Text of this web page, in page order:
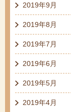
2019年9月
2019年8月
2019年7月
2019年6月
2019年5月
2019年4月